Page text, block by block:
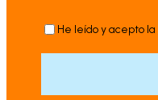
He leído y acepto la